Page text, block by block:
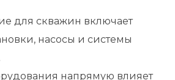
для скважин включает
насосы и системы
напрямую влияет